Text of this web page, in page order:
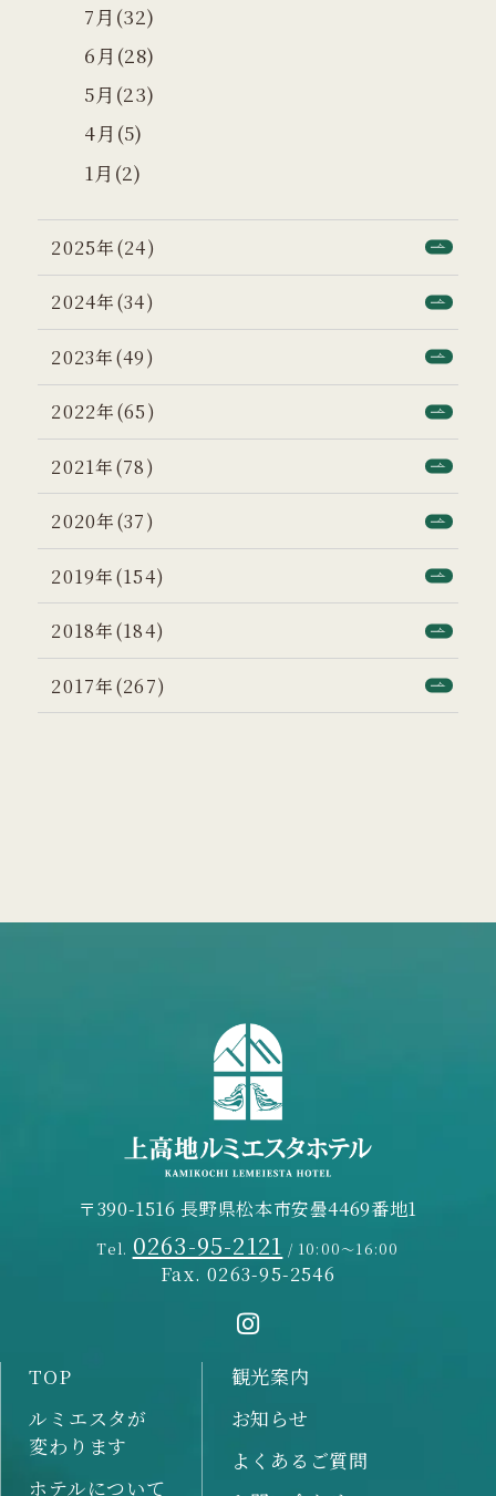
7月(32)
6月(28)
5月(23)
4月(5)
1月(2)
2025年(24)
2024年(34)
2023年(49)
2022年(65)
2021年(78)
2020年(37)
2019年(154)
2018年(184)
2017年(267)
〒390-1516 長野県松本市安曇4469番地1
Tel. 0263-95-2121 / 10:00～16:00
Fax. 0263-95-2546
TOP
ルミエスタが
変わります
ホテルについて
観光案内
お知らせ
よくあるご質問